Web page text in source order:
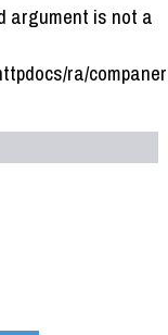
argument is not a
ra/